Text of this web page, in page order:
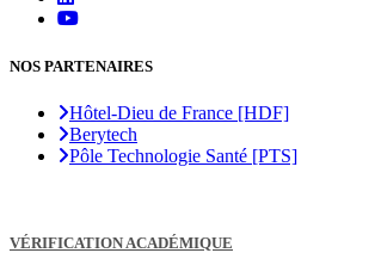
NOS PARTENAIRES
Hôtel-Dieu de France [HDF]
Berytech
Pôle Technologie Santé [PTS]
VÉRIFICATION ACADÉMIQUE